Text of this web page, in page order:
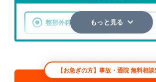
整形外科 整骨
検索する
もっと見る
【お急ぎの方】事故・通院 無料相談